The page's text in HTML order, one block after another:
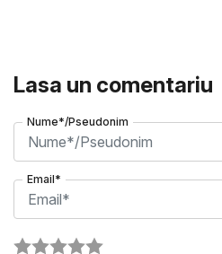
Lasa un comentariu
Nume*/Pseudonim
Email*